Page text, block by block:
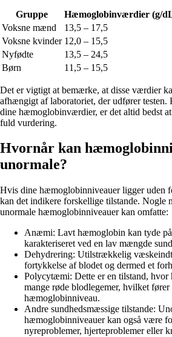
Gruppe
Hæmoglobinværdier (g/
Voksne mænd
13,5 – 17,5
Voksne kvinder 12,0 – 15,5
Nyfødte
13,5 – 24,5
Børn
11,5 – 15,5
Det er vigtigt at bemærke, at disse værdier
afhængigt af laboratoriet, der udfører testen.
dine hæmoglobinværdier, er det altid bedst
fuld vurdering.
Hvornår kan
unormale?
Hvis dine hæmoglobinniveauer ligger uden
kan det indikere forskellige tilstande. Nogle
unormale hæmoglobinniveauer kan omfatte:
Anæmi: Lavt hæmoglobin kan tyde
karakteriseret ved en lav mængde
Dehydrering: Utilstrækkelig
fortykkelse af blodet og dermed et
Polycytæmi: Dette er en tilstand, hvor
mange røde blodlegemer, hvilket
hæmoglobinniveau.
Andre sundhedsmæssige tilstande:
hæmoglobinniveauer kan også være
nyreproblemer, hjerteproblemer eller